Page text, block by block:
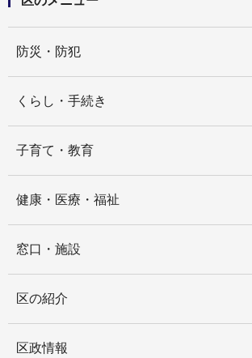
防災・防犯
くらし・手続き
子育て・教育
健康・医療・福祉
窓口・施設
区の紹介
区政情報